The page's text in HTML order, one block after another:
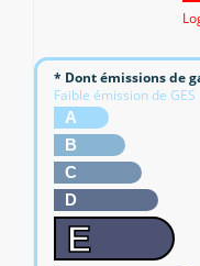
* Dont émissions de
Faible émission de GES
A
B
C
D
E